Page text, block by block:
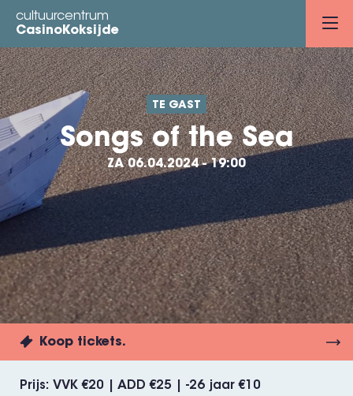
Overslaan
naar
de
inhoud
gaan
cultuurcentrum
CasinoKoksijde
TE GAST
Songs of the Sea
ZA 06.04.2024 - 19:00
Koop tickets.
Prijs
VVK €20 | ADD €25 | -26 jaar €10